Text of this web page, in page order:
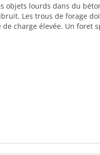
objets lourds dans du
Les trous de forage
charge élevée. Un foret